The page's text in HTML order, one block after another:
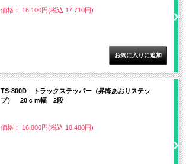
価格： 16,100円(税込 17,710円)
TS-800D トラックステッパー（昇降あおりステッ
プ） 20ｃｍ幅 2段
価格： 16,800円(税込 18,480円)